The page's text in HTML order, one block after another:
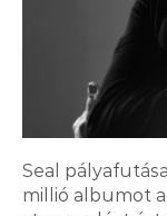
Seal
millió albumot